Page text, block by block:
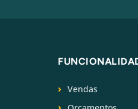
Vendas